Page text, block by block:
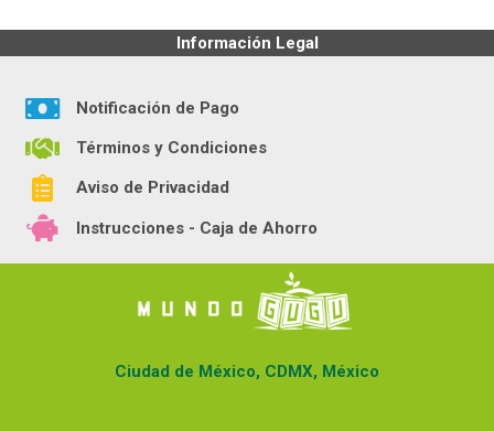
Información Legal
Notificación de Pago
Términos y Condiciones
Aviso de Privacidad
Instrucciones - Caja de Ahorro
Ciudad de México, CDMX, México